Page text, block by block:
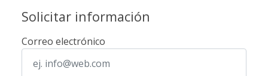
Solicitar información
Correo electrónico